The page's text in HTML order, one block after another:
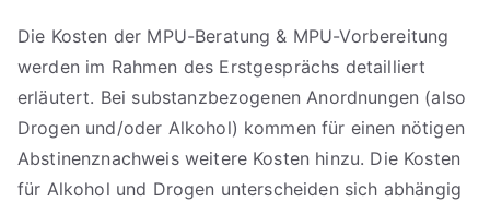
Die Kosten der MPU-Beratung & MPU-Vorbereitung
werden im Rahmen des Erstgesprächs detailliert
erläutert. Bei substanzbezogenen Anordnungen (also
Drogen und/oder Alkohol) kommen für einen nötigen
Abstinenznachweis weitere Kosten hinzu. Die Kosten
für Alkohol und Drogen unterscheiden sich abhängig